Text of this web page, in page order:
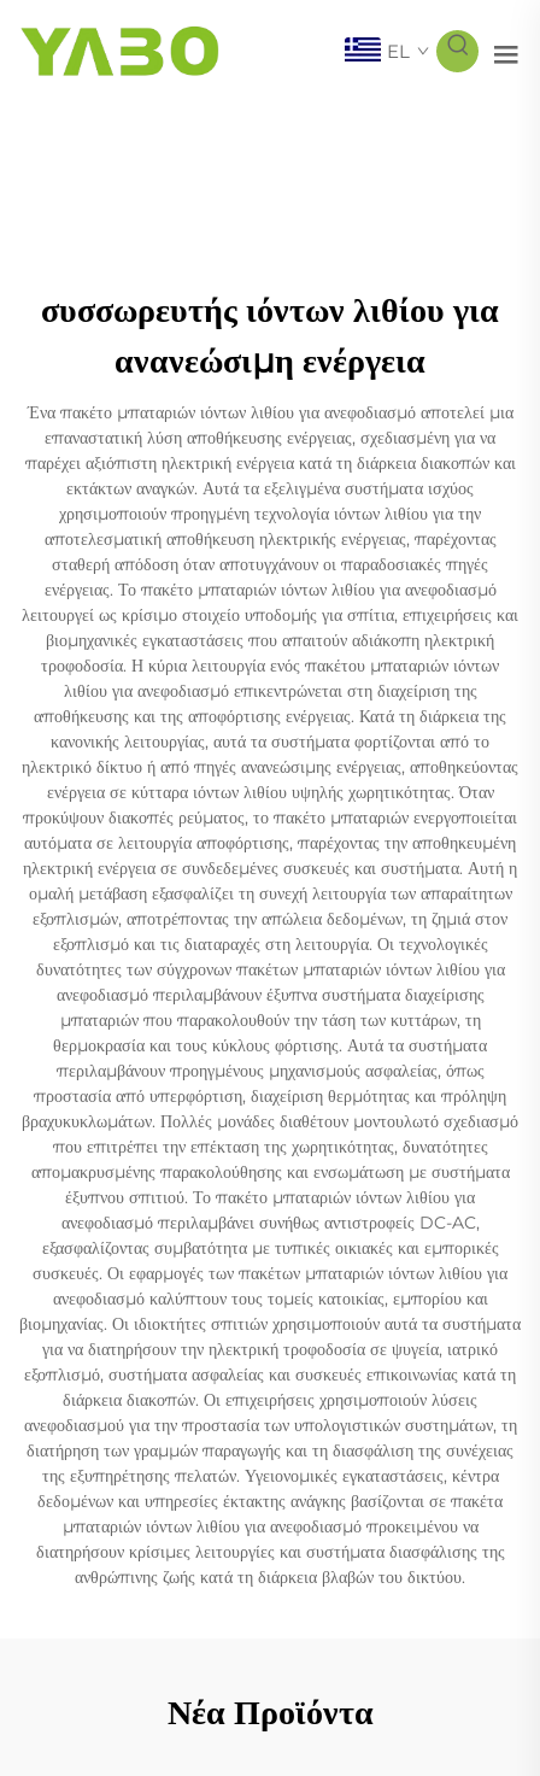
EL
συσσωρευτής ιόντων λιθίου για
ανανεώσιμη ενέργεια
Ένα πακέτο μπαταριών ιόντων λιθίου για ανεφοδιασμό αποτελεί μια
επαναστατική λύση αποθήκευσης ενέργειας, σχεδιασμένη για να
παρέχει αξιόπιστη ηλεκτρική ενέργεια κατά τη διάρκεια διακοπών και
εκτάκτων αναγκών. Αυτά τα εξελιγμένα συστήματα ισχύος
χρησιμοποιούν προηγμένη τεχνολογία ιόντων λιθίου για την
αποτελεσματική αποθήκευση ηλεκτρικής ενέργειας, παρέχοντας
σταθερή απόδοση όταν αποτυγχάνουν οι παραδοσιακές πηγές
ενέργειας. Το πακέτο μπαταριών ιόντων λιθίου για ανεφοδιασμό
λειτουργεί ως κρίσιμο στοιχείο υποδομής για σπίτια, επιχειρήσεις και
βιομηχανικές εγκαταστάσεις που απαιτούν αδιάκοπη ηλεκτρική
τροφοδοσία. Η κύρια λειτουργία ενός πακέτου μπαταριών ιόντων
λιθίου για ανεφοδιασμό επικεντρώνεται στη διαχείριση της
αποθήκευσης και της αποφόρτισης ενέργειας. Κατά τη διάρκεια της
κανονικής λειτουργίας, αυτά τα συστήματα φορτίζονται από το
ηλεκτρικό δίκτυο ή από πηγές ανανεώσιμης ενέργειας, αποθηκεύοντας
ενέργεια σε κύτταρα ιόντων λιθίου υψηλής χωρητικότητας. Όταν
προκύψουν διακοπές ρεύματος, το πακέτο μπαταριών ενεργοποιείται
αυτόματα σε λειτουργία αποφόρτισης, παρέχοντας την αποθηκευμένη
ηλεκτρική ενέργεια σε συνδεδεμένες συσκευές και συστήματα. Αυτή η
ομαλή μετάβαση εξασφαλίζει τη συνεχή λειτουργία των απαραίτητων
εξοπλισμών, αποτρέποντας την απώλεια δεδομένων, τη ζημιά στον
εξοπλισμό και τις διαταραχές στη λειτουργία. Οι τεχνολογικές
δυνατότητες των σύγχρονων πακέτων μπαταριών ιόντων λιθίου για
ανεφοδιασμό περιλαμβάνουν έξυπνα συστήματα διαχείρισης
μπαταριών που παρακολουθούν την τάση των κυττάρων, τη
θερμοκρασία και τους κύκλους φόρτισης. Αυτά τα συστήματα
περιλαμβάνουν προηγμένους μηχανισμούς ασφαλείας, όπως
προστασία από υπερφόρτιση, διαχείριση θερμότητας και πρόληψη
βραχυκυκλωμάτων. Πολλές μονάδες διαθέτουν μοντουλωτό σχεδιασμό
που επιτρέπει την επέκταση της χωρητικότητας, δυνατότητες
απομακρυσμένης παρακολούθησης και ενσωμάτωση με συστήματα
έξυπνου σπιτιού. Το πακέτο μπαταριών ιόντων λιθίου για
ανεφοδιασμό περιλαμβάνει συνήθως αντιστροφείς DC-AC,
εξασφαλίζοντας συμβατότητα με τυπικές οικιακές και εμπορικές
συσκευές. Οι εφαρμογές των πακέτων μπαταριών ιόντων λιθίου για
ανεφοδιασμό καλύπτουν τους τομείς κατοικίας, εμπορίου και
βιομηχανίας. Οι ιδιοκτήτες σπιτιών χρησιμοποιούν αυτά τα συστήματα
για να διατηρήσουν την ηλεκτρική τροφοδοσία σε ψυγεία, ιατρικό
εξοπλισμό, συστήματα ασφαλείας και συσκευές επικοινωνίας κατά τη
διάρκεια διακοπών. Οι επιχειρήσεις χρησιμοποιούν λύσεις
ανεφοδιασμού για την προστασία των υπολογιστικών συστημάτων, τη
διατήρηση των γραμμών παραγωγής και τη διασφάλιση της συνέχειας
της εξυπηρέτησης πελατών. Υγειονομικές εγκαταστάσεις, κέντρα
δεδομένων και υπηρεσίες έκτακτης ανάγκης βασίζονται σε πακέτα
μπαταριών ιόντων λιθίου για ανεφοδιασμό προκειμένου να
διατηρήσουν κρίσιμες λειτουργίες και συστήματα διασφάλισης της
ανθρώπινης ζωής κατά τη διάρκεια βλαβών του δικτύου.
Νέα Προϊόντα